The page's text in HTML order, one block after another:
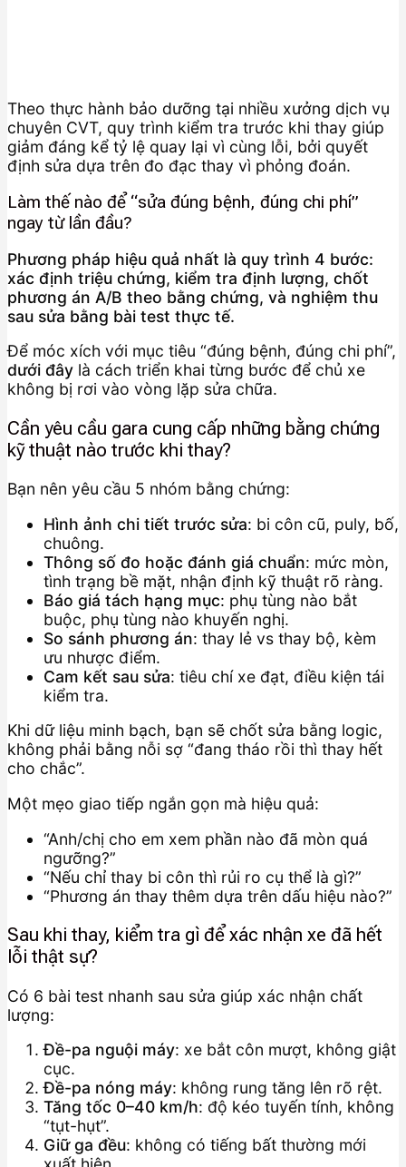
Theo thực hành bảo dưỡng tại nhiều xưởng dịch vụ
chuyên CVT, quy trình kiểm tra trước khi thay giúp
giảm đáng kể tỷ lệ quay lại vì cùng lỗi, bởi quyết
định sửa dựa trên đo đạc thay vì phỏng đoán.
Làm thế nào để “sửa đúng bệnh, đúng chi phí”
ngay từ lần đầu?
Phương pháp hiệu quả nhất là quy trình 4 bước:
xác định triệu chứng, kiểm tra định lượng, chốt
phương án A/B theo bằng chứng, và nghiệm thu
sau sửa bằng bài test thực tế.
Để móc xích với mục tiêu “đúng bệnh, đúng chi phí”,
dưới đây là cách triển khai từng bước để chủ xe
không bị rơi vào vòng lặp sửa chữa.
Cần yêu cầu gara cung cấp những bằng chứng
kỹ thuật nào trước khi thay?
Bạn nên yêu cầu 5 nhóm bằng chứng:
Hình ảnh chi tiết trước sửa: bi côn cũ, puly, bố,
chuông.
Thông số đo hoặc đánh giá chuẩn: mức mòn,
tình trạng bề mặt, nhận định kỹ thuật rõ ràng.
Báo giá tách hạng mục: phụ tùng nào bắt
buộc, phụ tùng nào khuyến nghị.
So sánh phương án: thay lẻ vs thay bộ, kèm
ưu nhược điểm.
Cam kết sau sửa: tiêu chí xe đạt, điều kiện tái
kiểm tra.
Khi dữ liệu minh bạch, bạn sẽ chốt sửa bằng logic,
không phải bằng nỗi sợ “đang tháo rồi thì thay hết
cho chắc”.
Một mẹo giao tiếp ngắn gọn mà hiệu quả:
“Anh/chị cho em xem phần nào đã mòn quá
ngưỡng?”
“Nếu chỉ thay bi côn thì rủi ro cụ thể là gì?”
“Phương án thay thêm dựa trên dấu hiệu nào?”
Sau khi thay, kiểm tra gì để xác nhận xe đã hết
lỗi thật sự?
Có 6 bài test nhanh sau sửa giúp xác nhận chất
lượng:
Đề-pa nguội máy: xe bắt côn mượt, không giật
cục.
Đề-pa nóng máy: không rung tăng lên rõ rệt.
Tăng tốc 0–40 km/h: độ kéo tuyến tính, không
“tụt-hụt”.
Giữ ga đều: không có tiếng bất thường mới